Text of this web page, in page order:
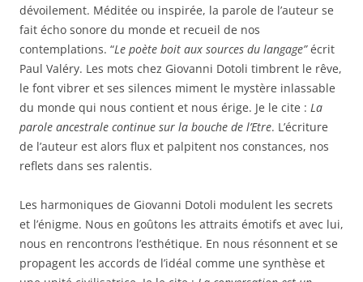
dévoilement. Méditée ou inspirée, la parole de l’auteur se
fait écho sonore du monde et recueil de nos
contemplations. “Le poète boit aux sources du langage”écrit
Paul Valéry. Les mots chez Giovanni Dotoli timbrent le rêve,
le font vibrer et ses silences miment le mystère inlassable
du monde qui nous contient et nous érige. Je le cite : La
parole ancestrale continue sur la bouche de l’Etre. L’écriture
de l’auteur est alors flux et palpitent nos constances, nos
reflets dans ses ralentis.
Les harmoniques de Giovanni Dotoli modulent les secrets
et l’énigme. Nous en goûtons les attraits émotifs et avec lui,
nous en rencontrons l’esthétique. En nous résonnent et se
propagent les accords de l’idéal comme une synthèse et